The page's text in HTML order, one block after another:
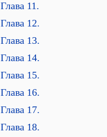
Глава 11.
Глава 12.
Глава 13.
Глава 14.
Глава 15.
Глава 16.
Глава 17.
Глава 18.